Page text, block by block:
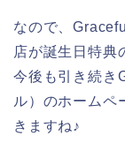
なので、
店が誕生日特典
今後も引き続き
ル）のホームペ
きますね♪